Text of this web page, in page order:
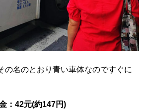
の名のとおり青い車体なのですぐに
：42元(約147円)